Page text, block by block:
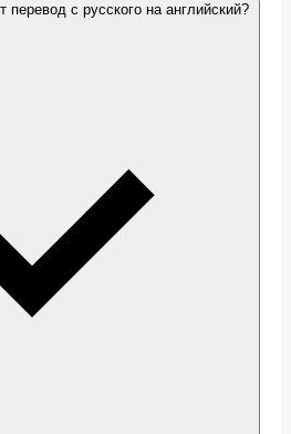
перевод с русского на английский?